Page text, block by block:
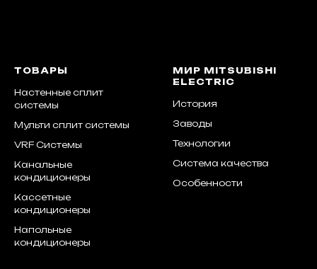
ТОВАРЫ
Настенные сплит
системы
Мульти сплит системы
VRF Системы
Канальные
кондиционеры
Кассетные
кондиционеры
Напольные
кондиционеры
МИР MITSUBISHI
ELECTRIC
История
Заводы
Технологии
Система качества
Особенности